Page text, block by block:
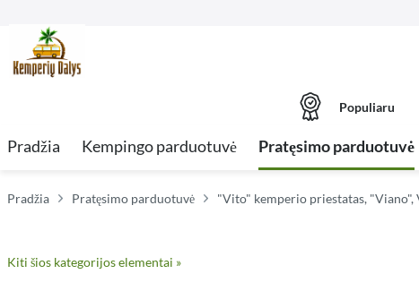
Populiaru
Pradžia Kempingo parduotuvė Pratęsimo parduotuvė
Pradžia Pratęsimo parduotuvė "Vito" kemperio priestatas, "Viano",
Kiti šios kategorijos elementai »